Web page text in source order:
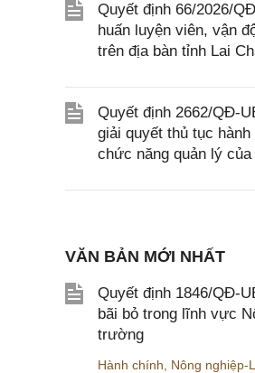
Quyết định 66/2026/
huấn luyện viên, vận
trên địa bàn tỉnh Lai
Quyết định 2662/QĐ-
giải quyết thủ tục
chức năng quản lý
VĂN BẢN MỚI NHẤT
Quyết định 1846/QĐ-
bãi bỏ trong lĩnh vực
trường
Hành chính Nông nghiệp-